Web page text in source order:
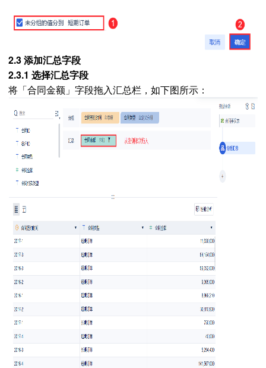
2.3 添加汇总字段
2.3.1 选择汇总字段
将「合同金额」字段拖入汇总栏，如下图所示：